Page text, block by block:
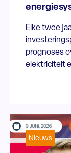
Elke twee
prognoses
elektriciteit
Nieuws